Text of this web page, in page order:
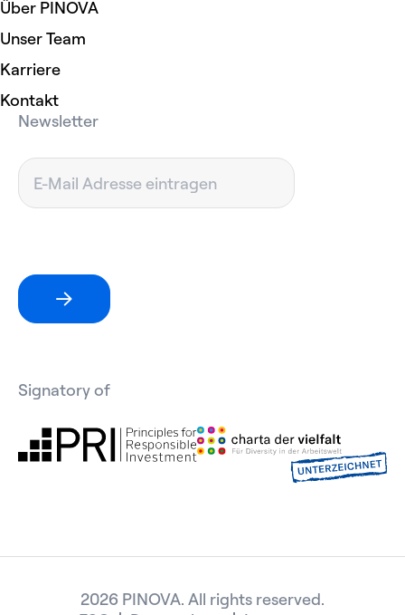
Newsletter
Signatory of
Über PINOVA
Unser Team
Karriere
Kontakt
2026 PINOVA. All rights reserved.